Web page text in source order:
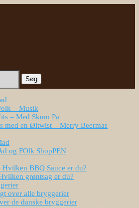
– Musik
– Med Skum På
med en Øltwist – Merry Beermas
og FOlk ShopPEN
Hvilken BBQ Sauce er du?
grøntsag er du?
over alle bryggerier
de danske bryggerier